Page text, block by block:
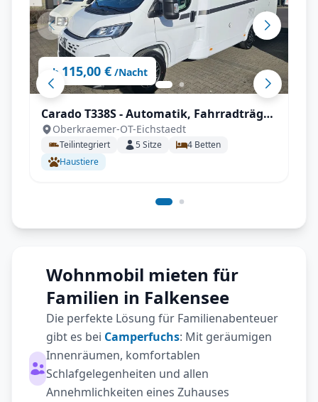
ab 115,00 € /Nacht
Carado T338S - Automatik, Fahrradträger,
inkl. Sonderzubehör
Oberkraemer-OT-Eichstaedt
Teilintegriert 5Sitze 4 Betten
Haustiere
Wohnmobil mieten für
Familien in Falkensee
Die perfekte Lösung für Familienabenteuer
gibt es bei Camperfuchs: Mit geräumigen
Innenräumen, komfortablen
Schlafgelegenheiten und allen
Annehmlichkeiten eines Zuhauses